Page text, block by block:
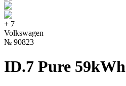
+ 7
Volkswagen
№ 90823
ID.7 Pure 59kWh